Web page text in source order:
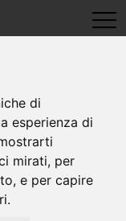
di
esperienza di
mirati, per
e per capire